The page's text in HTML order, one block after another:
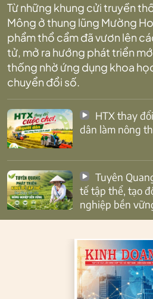
Từ những khung cửi truyền
Mông ở thung lũng Mường
phẩm thổ cẩm đã vươn lên
tử, mở ra hướng phát triển
thống nhờ ứng dụng khoa
chuyển đổi số.
dân làm nông
tế tập thể, tạo
nghiệp bền